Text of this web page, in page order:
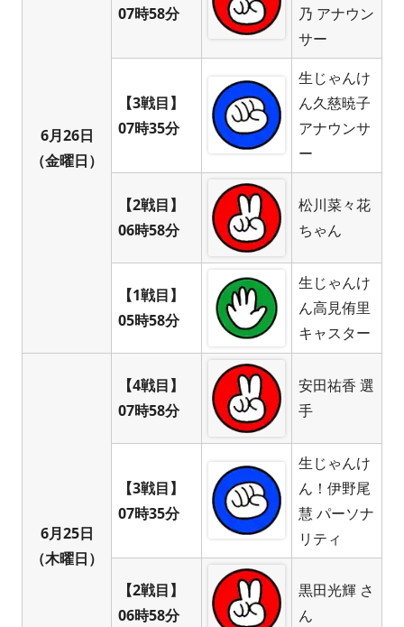
6月26日
（金曜日）
07時58分
乃 アナウン
サー
【3戦目】
07時35分
生じゃんけ
ん久慈暁子
アナウンサ
ー
【2戦目】
06時58分
松川菜々花
ちゃん
【1戦目】
05時58分
生じゃんけ
ん高見侑里
キャスター
6月25日
（木曜日）
【4戦目】
07時58分
安田祐香 選
手
【3戦目】
07時35分
生じゃんけ
ん！伊野尾
慧 パーソナ
リティ
【2戦目】
06時58分
黒田光輝 さ
ん